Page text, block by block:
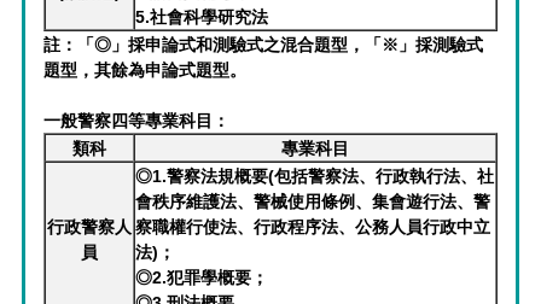
5.社會科學研究法
註：「◎」採申論式和測驗式之混合題型，「※」採測驗式
題型，其餘為申論式題型。
一般警察四等專業科目：
類科
專業科目
行政警察人
員
◎1.警察法規概要(包括警察法、行政執行法、社
會秩序維護法、警械使用條例、集會遊行法、警
察職權行使法、行政程序法、公務人員行政中立
法)；
◎2.犯罪學概要；